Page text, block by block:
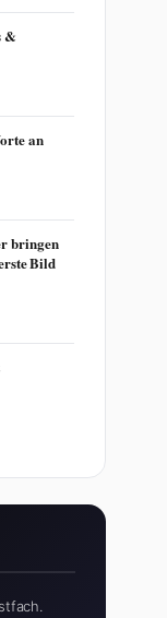
&
an
bringen
Bild